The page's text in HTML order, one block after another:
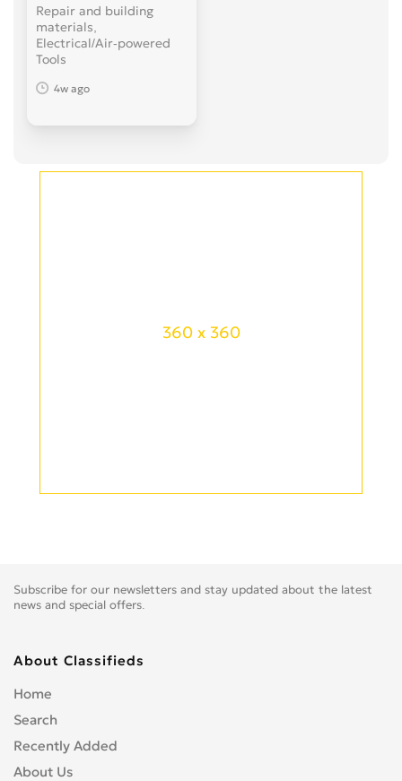
Repair and building
materials,
Electrical/Air-powered
Tools
4w ago
360 x 360
Subscribe for our newsletters and stay updated about the latest
news and special offers.
About Classifieds
Home
Search
Recently Added
About Us